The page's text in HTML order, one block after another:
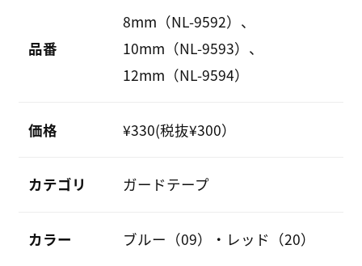
品番
8mm（NL-9592）、
10mm（NL-9593）、
12mm（NL-9594）
価格 ¥330(税抜¥300）
カテゴリ ガードテープ
カラー ブルー（09）・レッド（20）